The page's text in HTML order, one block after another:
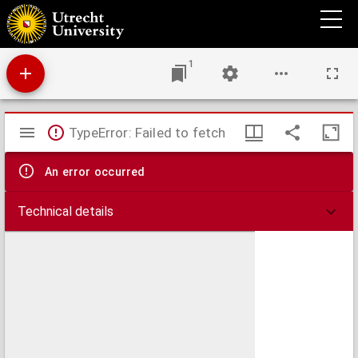
Tussen Rijn en Lek : tijdschrift voor de geschiedenis van het gebied tussen Kromme Rijn
en Lek
1
Mirador
viewer
TypeError: Failed to fetch
An error occurred
Technical details